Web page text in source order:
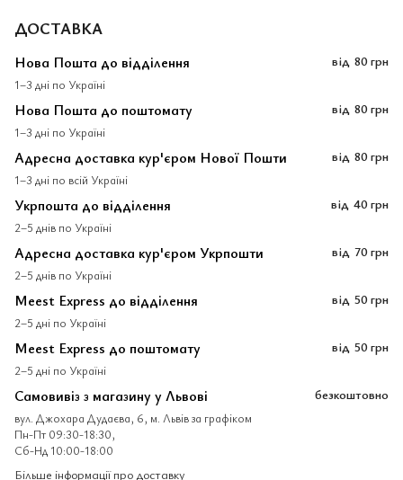
ДОСТАВКА
Нова Пошта до відділення
1–3 дні по Україні
від 80 грн
Нова Пошта до поштомату
1–3 дні по Україні
від 80 грн
Адресна доставка кур'єром Нової Пошти
1–3 дні по всій Україні
від 80 грн
Укрпошта до відділення
2–5 днів по Україні
від 40 грн
Адресна доставка кур'єром Укрпошти
2–5 днів по Україні
від 70 грн
Meest Express до відділення
2–5 дні по Україні
від 50 грн
Meest Express до поштомату
2–5 дні по Україні
від 50 грн
Самовивіз з магазину у Львові
вул. Джохара Дудаєва, 6, м. Львів за графіком
Пн-Пт 09:30-18:30,
Сб-Нд 10:00-18:00
безкоштовно
Більше інформації про доставку